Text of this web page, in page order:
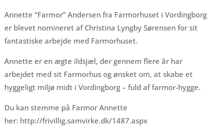
Annette “Farmor” Andersen fra Farmorhuset i Vordingborg
er blevet nomineret af Christina Lyngby Sørensen for sit
fantastiske arbejde med Farmorhuset.
Annette er en ægte ildsjæl, der gennem flere år har
arbejdet med sit Farmorhus og ønsket om, at skabe et
hyggeligt miljø midt i Vordingborg – fuld af farmor-hygge.
Du kan stemme på Farmor Annette
her: http://frivillig.samvirke.dk/1487.aspx